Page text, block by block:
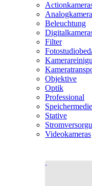
Beleuchtung
Filter
Objektive
Optik
Professional
Stative
Videokameras